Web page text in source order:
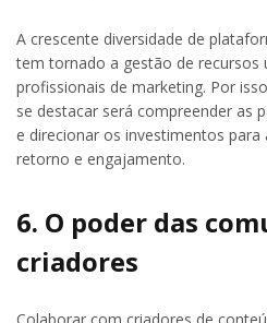
A crescente diversidade de
tem tornado a gestão de recursos
profissionais de marketing. Por
se destacar será compreender as
e direcionar os investimentos
retorno e engajamento.
6. O poder das
criadores